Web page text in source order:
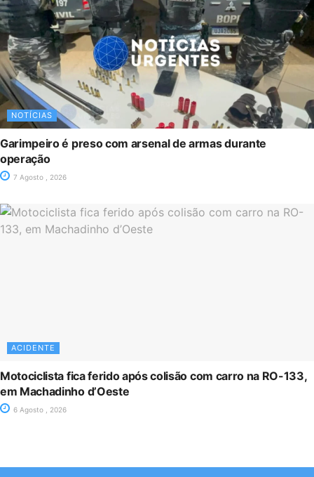
NOTÍCIAS
Garimpeiro é preso com arsenal de armas durante
operação
7 Agosto , 2026
ACIDENTE
Motociclista fica ferido após colisão com carro na RO-133,
em Machadinho d’Oeste
6 Agosto , 2026